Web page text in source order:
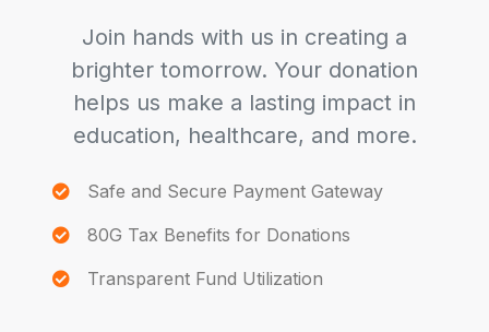
Join hands with us in creating a
brighter tomorrow. Your donation
helps us make a lasting impact in
education, healthcare, and more.
Safe and Secure Payment Gateway
80G Tax Benefits for Donations
Transparent Fund Utilization